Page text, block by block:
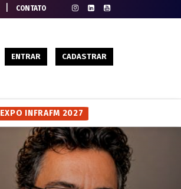
CONTATO
ENTRAR CADASTRAR
EXPO INFRAFM 2027